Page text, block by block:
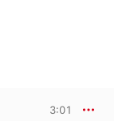
3:01